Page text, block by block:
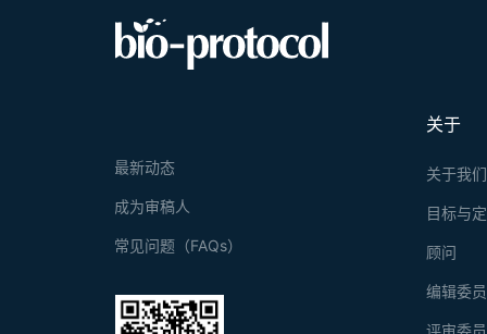
关于
关于我们
目标与
顾问
编辑委
评审委
最新动态
成为审稿人
常见问题（FAQs）